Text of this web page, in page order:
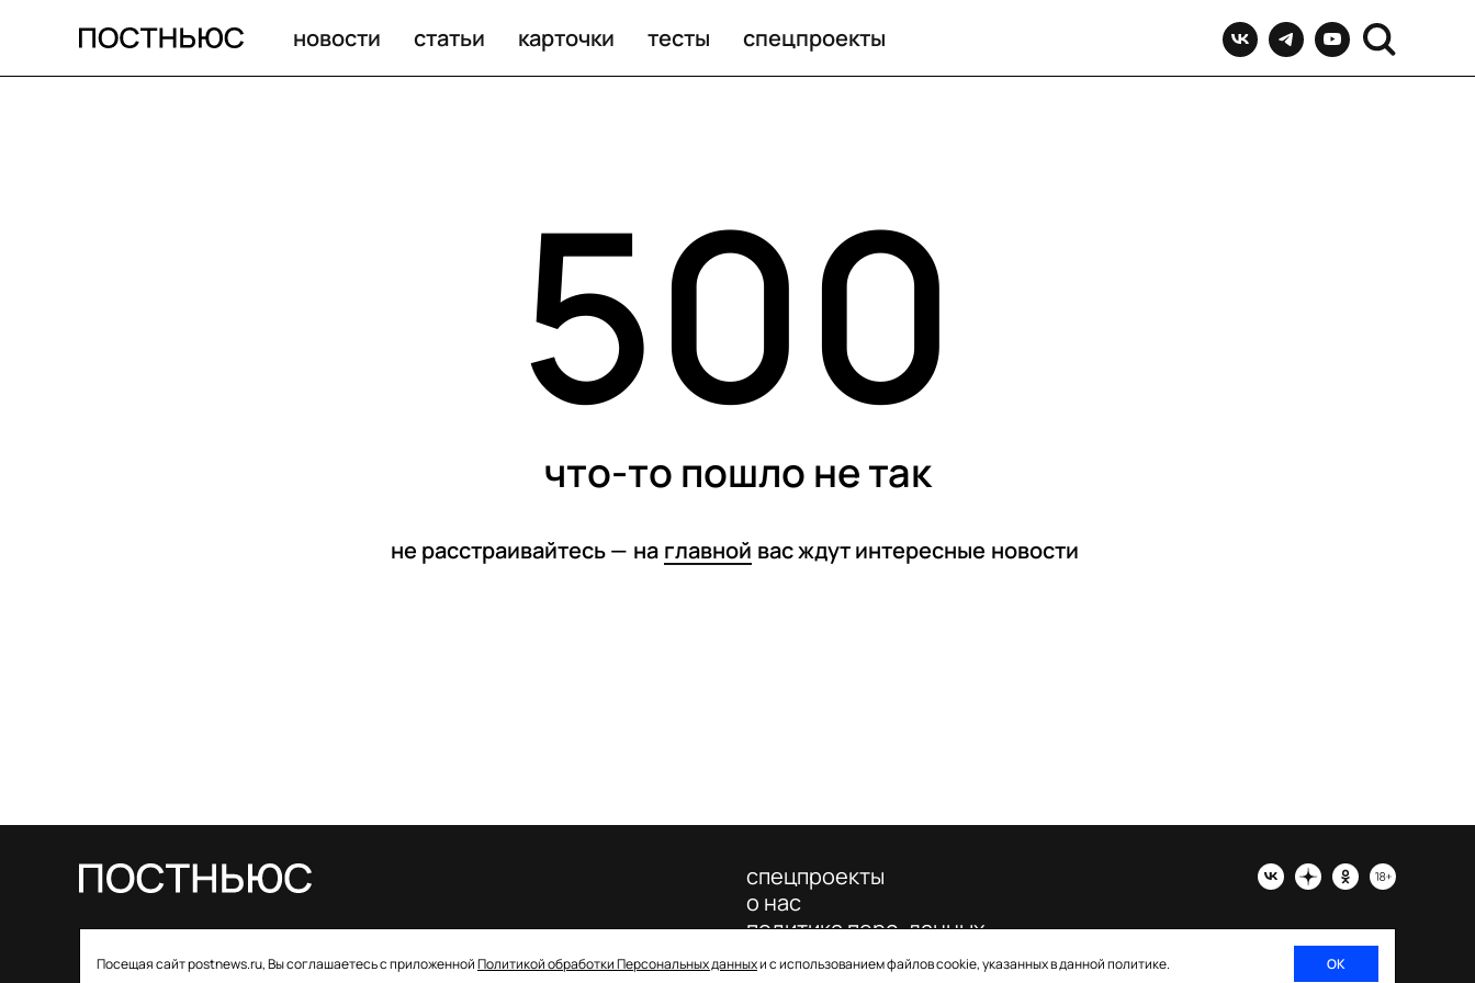
новости статьи карточки тесты спецпроекты
500
что-то пошло не так
не расстраивайтесь — на главной вас ждут интересные новости
Посещая сайт postnews.ru, Вы соглашаетесь с приложеннойПолитикой обработки Персональных данныхи с использованием файлов cookie, указанных в данной политике. ОК
о регистрации СМИ: ЭЛ № ФС 77–85757 от 22 августа
спецпроекты
о нас
политика перс. данных